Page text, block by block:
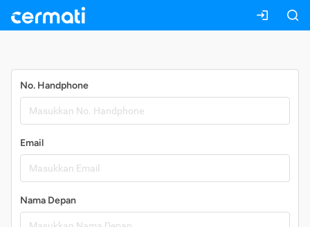
No. Handphone
Email
Nama Depan